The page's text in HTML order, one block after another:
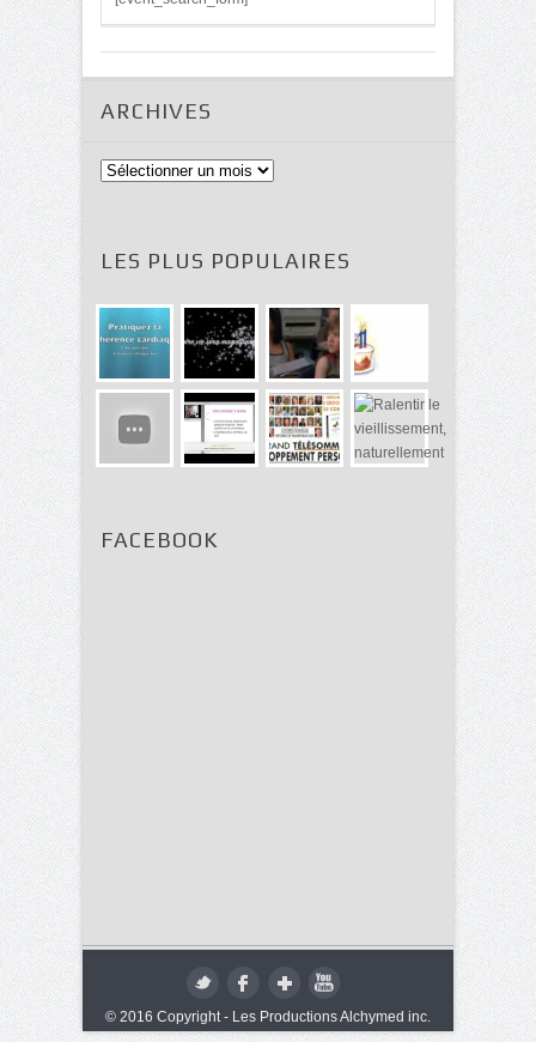
ARCHIVES
Archives
LES PLUS POPULAIRES
FACEBOOK
© 2016 Copyright - Les Productions Alchymed inc.